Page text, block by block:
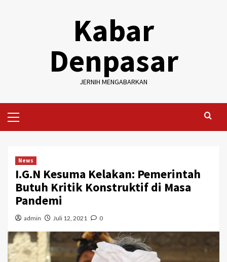
Kabar
Denpasar
JERNIH MENGABARKAN
Menu
News
I.G.N Kesuma Kelakan: Pemerintah
Butuh Kritik Konstruktif di Masa
Pandemi
admin Juli 12, 2021 0